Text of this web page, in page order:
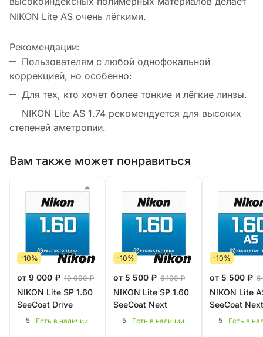
NIKON Lite AS очень лёгкими.
Рекомендации:
Пользователям с любой однофокальной
коррекцией, но особенно:
Для тех, кто хочет более тонкие и лёгкие линзы.
NIKON Lite AS 1.74 рекомендуется для высоких
степеней аметропии.
Вам также может понравиться
-10%
от 9 000 ₽ 10 000 ₽
NIKON Lite SP 1.60
SeeCoat Drive
5 Есть в наличии
-10%
от 5 500 ₽ 6 100 ₽
NIKON Lite SP 1.60
SeeCoat Next
5 Есть в наличии
-10%
от 5 500 ₽ 6
NIKON Lite
SeeCoat Next
5 Есть в